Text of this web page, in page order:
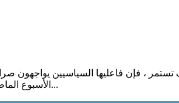
، فإن فاعليها السياسيين يواجهون
الأسبوع الماضي تعرض رئيس البرلمان التونسي وحركة النهضة راشد الغنوشي إلى هجوم عنيف...